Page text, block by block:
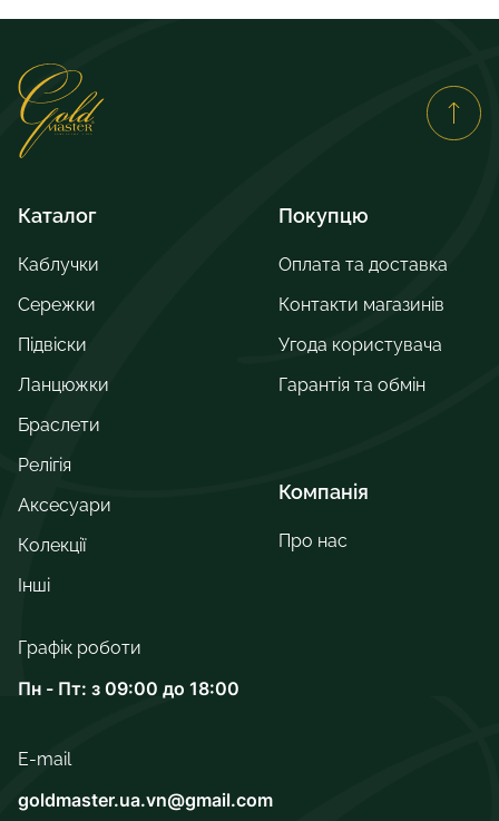
Каталог
Каблучки
Сережки
Підвіски
Ланцюжки
Браслети
Релігія
Аксесуари
Колекції
Інші
Покупцю
Оплата та доставка
Контакти магазинів
Угода користувача
Гарантія та обмін
Компанія
Про нас
Графік роботи
Пн - Пт: з 09:00 до 18:00
E-mail
goldmaster.ua.vn@gmail.com